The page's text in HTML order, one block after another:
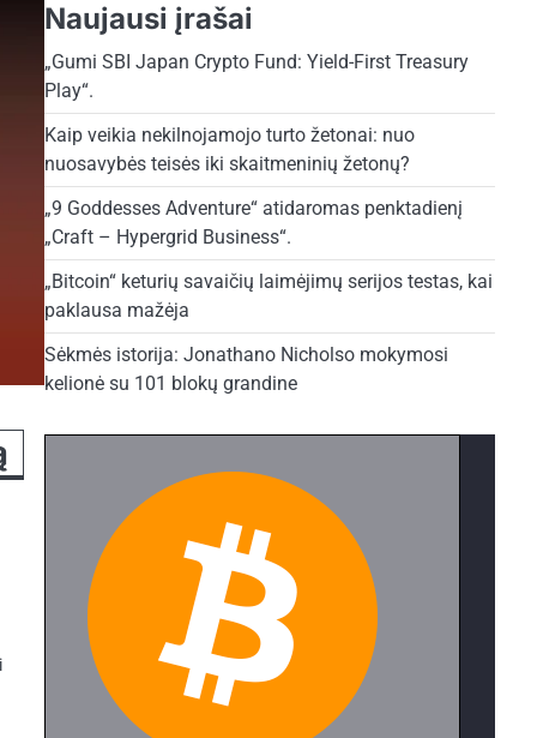
Naujausi įrašai
„Gumi SBI Japan Crypto Fund: Yield-First Treasury
Play“.
Kaip veikia nekilnojamojo turto žetonai: nuo
nuosavybės teisės iki skaitmeninių žetonų?
„9 Goddesses Adventure“ atidaromas penktadienį
„Craft – Hypergrid Business“.
„Bitcoin“ keturių savaičių laimėjimų serijos testas, kai
paklausa mažėja
Sėkmės istorija: Jonathano Nicholso mokymosi
kelionė su 101 blokų grandine